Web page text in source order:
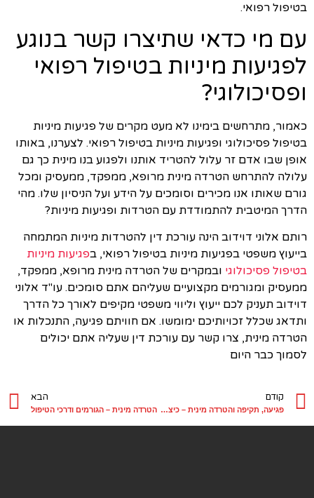
בטיפול רפואי.
עם מי כדאי שתיצרו קשר בנוגע
לפגיעות מיניות בטיפול רפואי
ופסיכולוגי?
כאמור, מתרחשים בימינו לא מעט מקרים של פגיעות מיניות
בטיפול פסיכולוגי ופגיעות מיניות בטיפול רפואי. לצערנו, באותו
אופן שבו אדם זר עלול להטריד אותנו ולפגוע בנו מינית כך גם
עלולה להתרחש הטרדה מינית מרופא, ממפקד, ממעסיק ומכל
גורם שאותו אנו מכירים וסומכים על הידע ועל הניסיון שלו. מהי
הדרך המיטבית להתמודדת עם הטרדות ופגיעות מיניות?
רותם אלוני דוידוב הינה עורכת דין להטרדות מיניות המתמחה
בייעוץ משפטי בפגיעות מיניות בטיפול רפואי, בפגיעות מיניות
בטיפול פסיכולוגי ובמקרים של הטרדה מינית מרופא, ממפקד,
ממעסיק ומגורמים מקצועיים שעליהם אתם סומכים. עו"ד אלוני
דוידוב תעניק לכם ייעוץ וליווי משפטי מקיפים לאורך כל הדרך
ותדאג שכלל זכויותיכם ימומשו. אם חוויתם פגיעה, התנכלות או
הטרדה מינית, צרו קשר עם עורכת דין שעליה אתם יכולים
לסמוך כבר היום
קודם
פגיעה, תקיפה והטרדה מינית – כיצד ניתן לטפל בהליכים מורכבים אלה באופן המיטבי ?
הבא
הטרדה מינית – הגורמים ודרכי הטיפול